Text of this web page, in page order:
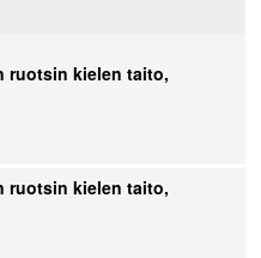
ruotsin kielen taito,
ruotsin kielen taito,